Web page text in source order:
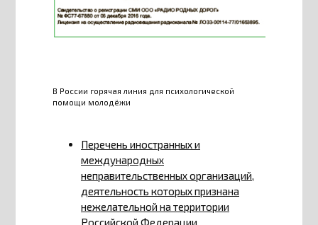
В России горячая линия для психологической
помощи молодёжи
Перечень иностранных и
международных
неправительственных организаций,
деятельность которых признана
нежелательной на территории
Российской Федерации